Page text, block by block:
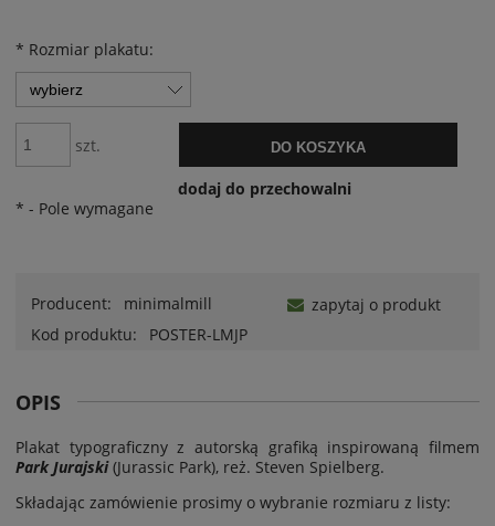
* Rozmiar plakatu:
szt. DO KOSZYKA
dodaj do przechowalni
* - Pole wymagane
Producent:
minimalmill
Kod produktu:
POSTER-LMJP
zapytaj o produkt
OPIS
Plakat typograficzny z autorską grafiką inspirowaną filmem
Park Jurajski(Jurassic Park), reż. Steven Spielberg.
Składając zamówienie prosimy o wybranie rozmiaru z listy: